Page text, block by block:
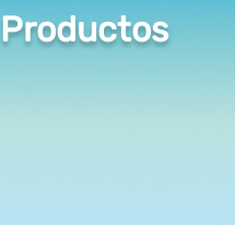
Productos